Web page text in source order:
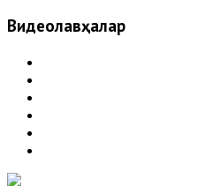
Видеолавҳалар